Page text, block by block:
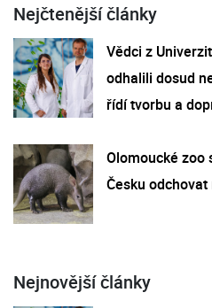
Nejčtenější články
Vědci z
odhalili dosud
řídí tvorbu a
Olomoucké zoo
Česku odchovat
Nejnovější články